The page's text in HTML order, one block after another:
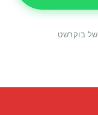
של בוקרשט